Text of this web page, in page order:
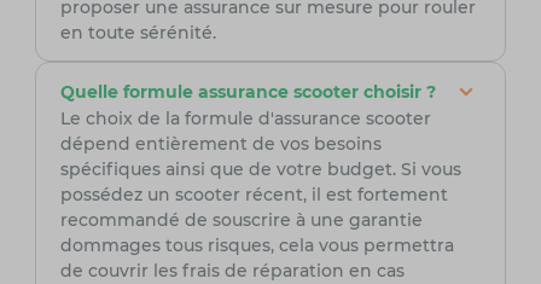
proposer une assurance sur mesure pour rouler
en toute sérénité.
Quelle formule assurance scooter choisir ?
Le choix de la formule d'assurance scooter
dépend entièrement de vos besoins
spécifiques ainsi que de votre budget. Si vous
possédez un scooter récent, il est fortement
recommandé de souscrire à une garantie
dommages tous risques, cela vous permettra
de couvrir les frais de réparation en cas